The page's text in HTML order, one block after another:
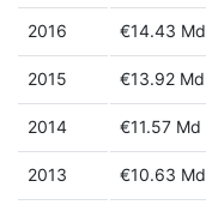
2016 €14.43 Md
2015 €13.92 Md
2014 €11.57 Md
2013 €10.63 Md